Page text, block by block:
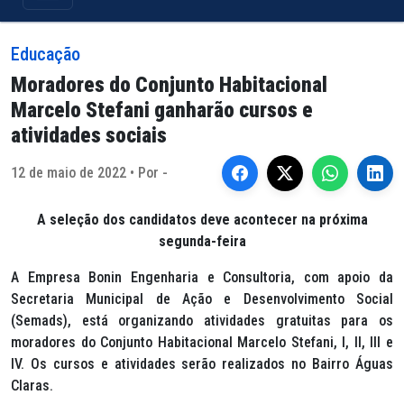
Educação
Moradores do Conjunto Habitacional
Marcelo Stefani ganharão cursos e
atividades sociais
12 de maio de 2022 • Por -
A seleção dos candidatos deve acontecer na próxima
segunda-feira
A Empresa Bonin Engenharia e Consultoria, com apoio da
Secretaria Municipal de Ação e Desenvolvimento Social
(Semads), está organizando atividades gratuitas para os
moradores do Conjunto Habitacional Marcelo Stefani, I, II, III e
IV. Os cursos e atividades serão realizados no Bairro Águas
Claras.